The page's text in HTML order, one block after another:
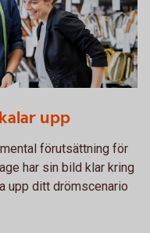
upp
förutsättning för
har sin bild klar kring
upp ditt drömscenario